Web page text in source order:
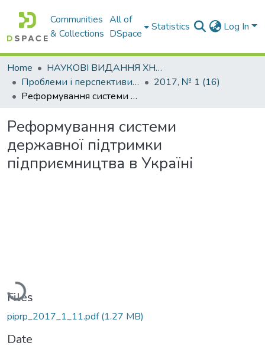
Communities
& Collections
All of
DSpace
Statistics Log In
Home
НАУКОВІ ВИДАННЯ ХНАДУ
Проблеми і перспективи розвитку підприємництва
2017, № 1 (16)
Реформування системи державної підтримки підприємництва в Україні
Реформування системи
державної підтримки
підприємництва в Україні
Loading...
Files
piprp_2017_1_11.pdf(1.27 MB)
Date